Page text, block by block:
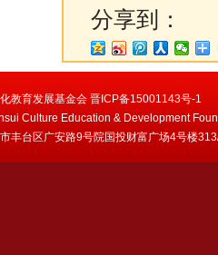
分享到：
教育发展基金会 晋ICP备15001143号-1
Culture Education & Development
丰台区广安路9号院国投财富广场4号楼